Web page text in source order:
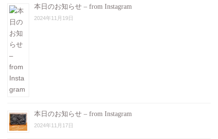
本日のお知らせ – from Instagram
2024年11月19日
本日のお知らせ – from Instagram
2024年11月17日